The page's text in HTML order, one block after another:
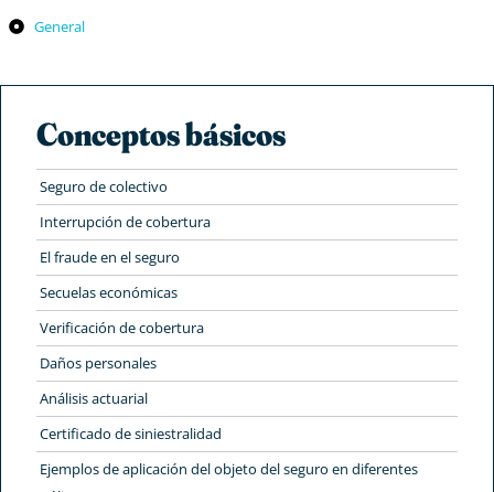
General
Conceptos básicos
Seguro de colectivo
Interrupción de cobertura
El fraude en el seguro
Secuelas económicas
Verificación de cobertura
Daños personales
Análisis actuarial
Certificado de siniestralidad
Ejemplos de aplicación del objeto del seguro en diferentes